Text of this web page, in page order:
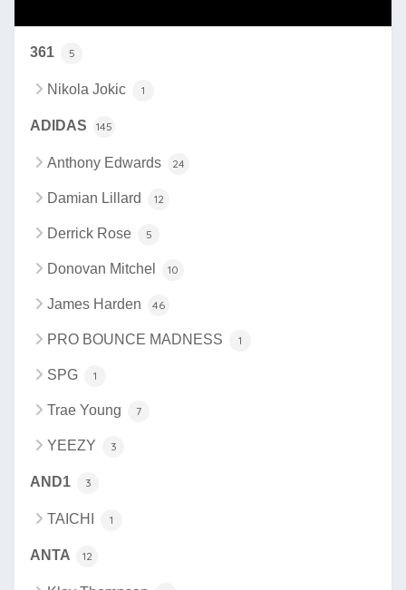
361 5
Nikola Jokic 1
ADIDAS 145
Anthony Edwards 24
Damian Lillard 12
Derrick Rose 5
Donovan Mitchel 10
James Harden 46
PRO BOUNCE MADNESS 1
SPG 1
Trae Young 7
YEEZY 3
AND1 3
TAICHI 1
ANTA 12